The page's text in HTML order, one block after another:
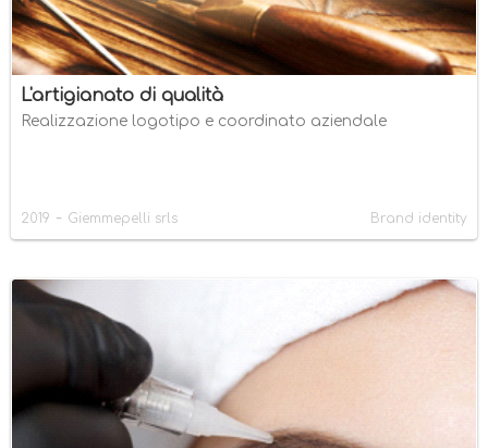
L'artigianato di qualità
Realizzazione logotipo e coordinato aziendale
2019 - Giemmepelli srls Brand identity